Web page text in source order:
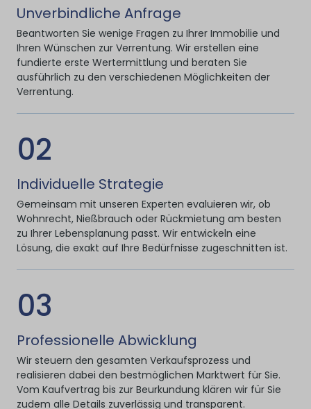
Unverbindliche Anfrage
Beantworten Sie wenige Fragen zu Ihrer Immobilie und
Ihren Wünschen zur Verrentung. Wir erstellen eine
fundierte erste Wertermittlung und beraten Sie
ausführlich zu den verschiedenen Möglichkeiten der
Verrentung.
02
Individuelle Strategie
Gemeinsam mit unseren Experten evaluieren wir, ob
Wohnrecht, Nießbrauch oder Rückmietung am besten
zu Ihrer Lebensplanung passt. Wir entwickeln eine
Lösung, die exakt auf Ihre Bedürfnisse zugeschnitten ist.
03
Professionelle Abwicklung
Wir steuern den gesamten Verkaufsprozess und
realisieren dabei den bestmöglichen Marktwert für Sie.
Vom Kaufvertrag bis zur Beurkundung klären wir für Sie
zudem alle Details zuverlässig und transparent.